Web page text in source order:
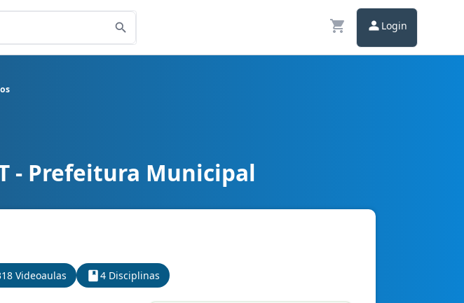
Login
- Prefeitura Municipal
Videoaulas 4 Disciplinas